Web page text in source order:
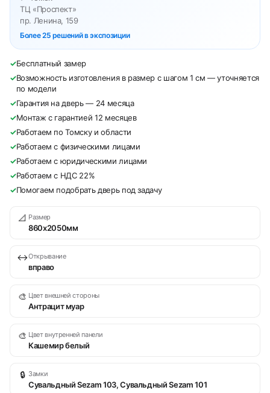
ТЦ «Проспект»
пр. Ленина, 159
Более 25 решений в экспозиции
✓Бесплатный замер
✓Возможность изготовления в размер с шагом 1 см — уточняется
по модели
✓Гарантия на дверь — 24 месяца
✓Монтаж с гарантией 12 месяцев
✓Работаем по Томску и области
✓Работаем с физическими лицами
✓Работаем с юридическими лицами
✓Работаем с НДС 22%
✓Помогаем подобрать дверь под задачу
📐 Размер
860х2050мм
↔Открывание
вправо
🎨 Цвет внешней стороны
Антрацит муар
🎨 Цвет внутренней панели
Кашемир белый
🔒 Замки
Сувальдный Sezam 103, Сувальдный Sezam 101